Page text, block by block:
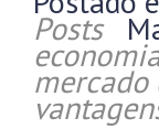
Posts